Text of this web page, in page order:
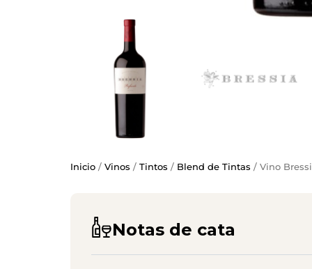
Inicio/ Vinos / Tintos / Blend de Tintas / Vino
Notas de cata